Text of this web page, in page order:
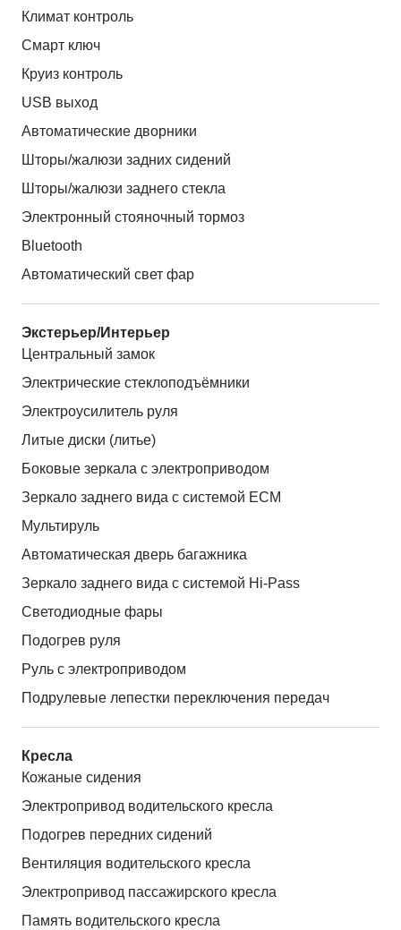
Климат контроль
Смарт ключ
Круиз контроль
USB выход
Автоматические дворники
Шторы/жалюзи задних сидений
Шторы/жалюзи заднего стекла
Электронный стояночный тормоз
Bluetooth
Автоматический свет фар
Экстерьер/Интерьер
Центральный замок
Электрические стеклоподъёмники
Электроусилитель руля
Литые диски (литье)
Боковые зеркала с электроприводом
Зеркало заднего вида с системой ЕСМ
Мультируль
Автоматическая дверь багажника
Зеркало заднего вида с системой Hi-Pass
Светодиодные фары
Подогрев руля
Руль с электроприводом
Подрулевые лепестки переключения передач
Кресла
Кожаные сидения
Электропривод водительского кресла
Подогрев передних сидений
Вентиляция водительского кресла
Электропривод пассажирского кресла
Память водительского кресла